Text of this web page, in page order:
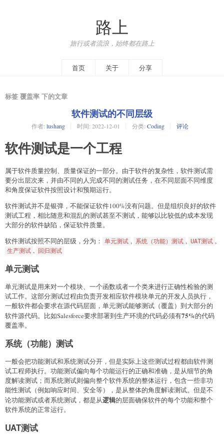
路上
旅行或者流浪，始终都在路上
首页 关于 分享
标签 覆盖率 下的文章
软件测试的不同层级
作者: lushang 时间: 2022-12-01 分类: Coding 评论
软件测试是一个工程
属于软件质量控制、质量保证的一部分。由于软件的复杂性，软件测试需
要分出层次来，并由不同的人完成不同的测试任务，在不同层面不同维度
和角度保证软件按照设计和预期运行。
软件测试并不是银弹，不能保证软件100%没有问题。但是组织良好的软件
测试工程，相比随意和混乱的测试甚至不测试，能够以比较低的成本发现
大部分的软件缺陷，保证软件质量。
软件测试按照不同的层级，分为：
单元测试 , 系统（功能）测试 , UAT测试 ,
生产测试 , 回归测试
单元测试
单元测试是用来对一个模块、一个函数或者一个类来进行正确性检验的测
试工作。这部分测试过程由负责开发相应软件模块单元的开发人员执行，
一般软件都会要求在源代码层面，单元测试能够测试（覆盖）到大部分的
软件源代码。比如Salesforce要求部署到生产环境的代码必须有75%的代码
覆盖率。
系统（功能）测试
一般会把功能测试和系统测试分开，但是实际上这些测试过程都由软件测
试工程师执行。功能测试偏向每个功能运行的正确和准确，是从细节的角
度解读测试；而系统测试则偏向整个软件系统的整体运行，包含一些非功
能性测试（例如响应时间、安全等），是从整体的角度解读测试。但是不
论功能测试或者系统测试，都是从逻辑的层面确保软件的每个功能和整个
软件系统的正常运行。
UAT测试